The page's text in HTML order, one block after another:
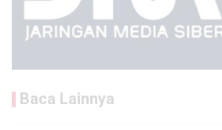
Baca Lainnya